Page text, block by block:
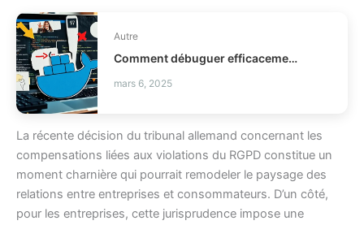
Autre
Comment débuguer efficacement Python dans un conteneur Docker ?
mars 6, 2025
La récente décision du tribunal allemand concernant les
compensations liées aux violations du RGPD constitue un
moment charnière qui pourrait remodeler le paysage des
relations entre entreprises et consommateurs. D’un côté,
pour les entreprises, cette jurisprudence impose une